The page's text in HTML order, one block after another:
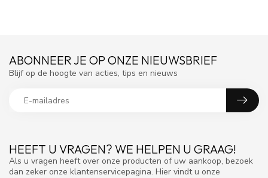
HEEFT U VRAGEN? WE HELPEN U GRAAG!
Als u vragen heeft over onze producten of uw aankoop, bezoek
dan zeker onze klantenservicepagina. Hier vindt u onze
ABONNEER JE OP ONZE NIEUWSBRIEF
Blijf op de hoogte van acties, tips en nieuws